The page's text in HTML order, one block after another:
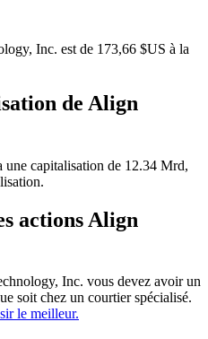
Inc. est de 173,66 $US à la
de Align
capitalisation de 12.34 Mrd,
actions Align
Inc. vous devez avoir un
soit chez un courtier spécialisé.
le meilleur.